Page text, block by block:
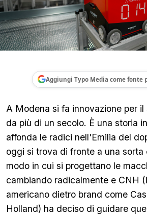
Aggiungi Typo Media come fonte
A Modena si fa innovazione per
da più di un secolo. È una storia
affonda le radici nell'Emilia del
oggi si trova di fronte a una sorta
modo in cui si progettano le
cambiando radicalmente e CNH
americano dietro brand come
Holland) ha deciso di guidare